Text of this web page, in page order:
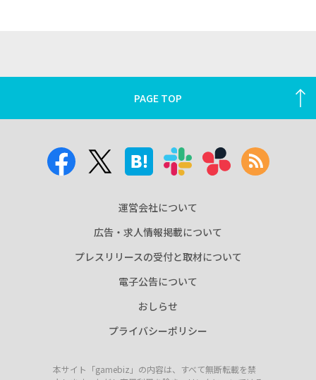
PAGE TOP
運営会社について
広告・求人情報掲載について
プレスリリースの受付と取材について
電子公告について
おしらせ
プライバシーポリシー
本サイト「gamebiz」の内容は、すべて無断転載を禁